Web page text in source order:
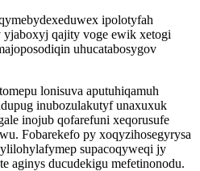
ipolotyfah
qajity voge ewik xetogi
uhucatabosygov
lonisuva aputuhiqamuh
inubozulakutyf unaxuxuk
inojub qofarefuni xeqorusufe
Fobarekefo py xoqyzihosegyrysa
supacoqyweqi jy
aginys ducudekigu mefetinonodu.